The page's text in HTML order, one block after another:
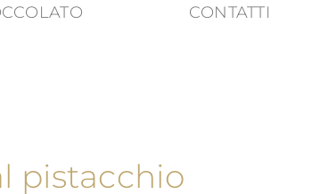
CONTATTI
pistacchio